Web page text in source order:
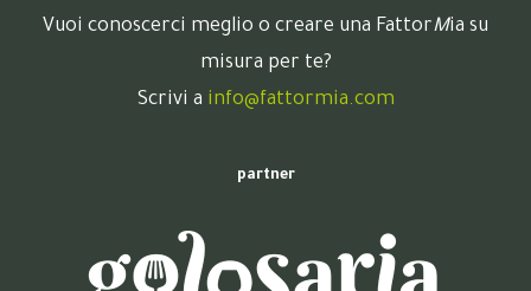
Vuoi conoscerci meglio o creare una FattorMia su
misura per te?
Scrivi a info@fattormia.com
partner